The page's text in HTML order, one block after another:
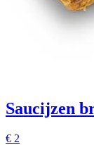
Saucijzen
€ 2